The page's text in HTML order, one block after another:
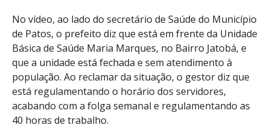
No vídeo, ao lado do secretário de Saúde do Município
de Patos, o prefeito diz que está em frente da Unidade
Básica de Saúde Maria Marques, no Bairro Jatobá, e
que a unidade está fechada e sem atendimento à
população. Ao reclamar da situação, o gestor diz que
está regulamentando o horário dos servidores,
acabando com a folga semanal e regulamentando as
40 horas de trabalho.